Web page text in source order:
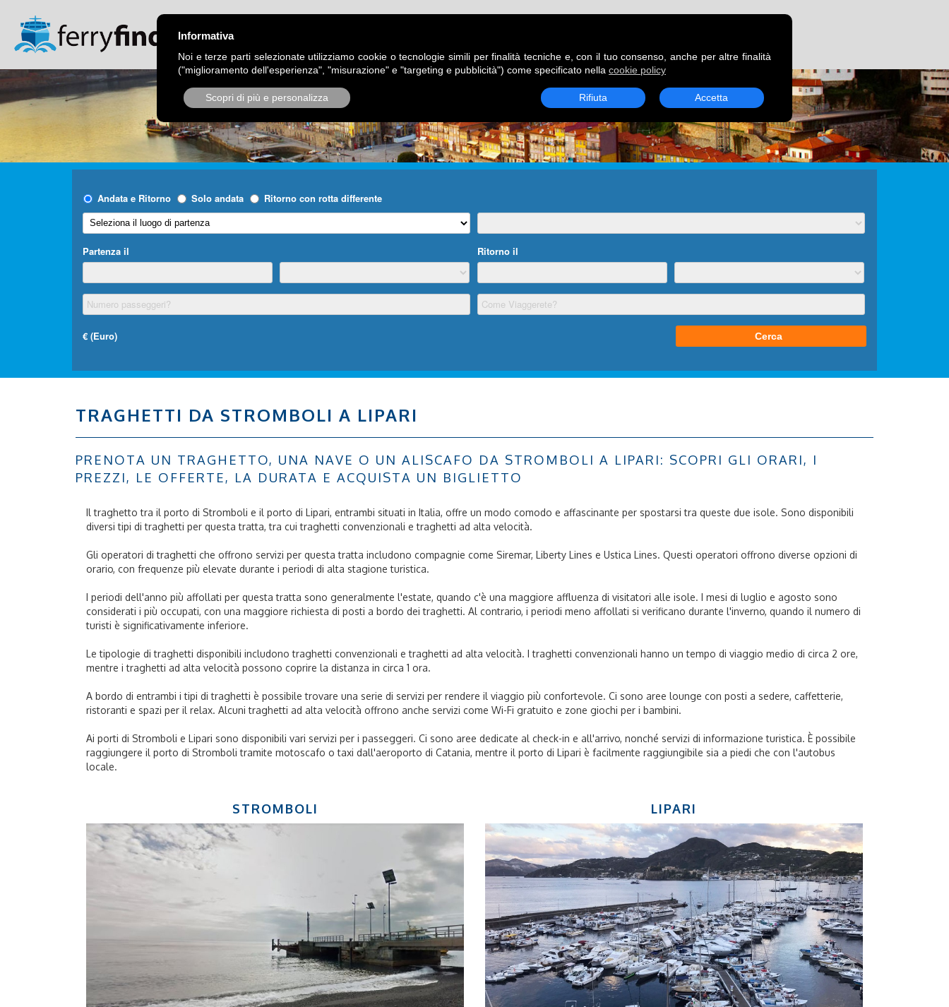
CHI SIAMO
TRAGHETTI DA STROMBOLI A LIPARI
PRENOTA UN TRAGHETTO, UNA NAVE O UN ALISCAFO DA STROMBOLI A LIPARI: SCOPRI GLI ORARI, I
PREZZI, LE OFFERTE, LA DURATA E ACQUISTA UN BIGLIETTO
Il traghetto tra il porto di Stromboli e il porto di Lipari, entrambi situati in Italia, offre un modo comodo e affascinante per spostarsi tra queste due isole. Sono disponibili
diversi tipi di traghetti per questa tratta, tra cui traghetti convenzionali e traghetti ad alta velocità.
Gli operatori di traghetti che offrono servizi per questa tratta includono compagnie come Siremar, Liberty Lines e Ustica Lines. Questi operatori offrono diverse opzioni di
orario, con frequenze più elevate durante i periodi di alta stagione turistica.
I periodi dell'anno più affollati per questa tratta sono generalmente l'estate, quando c'è una maggiore affluenza di visitatori alle isole. I mesi di luglio e agosto sono
considerati i più occupati, con una maggiore richiesta di posti a bordo dei traghetti. Al contrario, i periodi meno affollati si verificano durante l'inverno, quando il numero di
turisti è significativamente inferiore.
Le tipologie di traghetti disponibili includono traghetti convenzionali e traghetti ad alta velocità. I traghetti convenzionali hanno un tempo di viaggio medio di circa 2 ore,
mentre i traghetti ad alta velocità possono coprire la distanza in circa 1 ora.
A bordo di entrambi i tipi di traghetti è possibile trovare una serie di servizi per rendere il viaggio più confortevole. Ci sono aree lounge con posti a sedere, caffetterie,
ristoranti e spazi per il relax. Alcuni traghetti ad alta velocità offrono anche servizi come Wi-Fi gratuito e zone giochi per i bambini.
Ai porti di Stromboli e Lipari sono disponibili vari servizi per i passeggeri. Ci sono aree dedicate al check-in e all'arrivo, nonché servizi di informazione turistica. È possibile
raggiungere il porto di Stromboli tramite motoscafo o taxi dall'aeroporto di Catania, mentre il porto di Lipari è facilmente raggiungibile sia a piedi che con l'autobus
locale.
STROMBOLI LIPARI
Informativa
Noi e terze parti selezionate utilizziamo cookie o tecnologie simili per finalità tecniche e, con il tuo consenso, anche per altre finalità
("miglioramento dell'esperienza", "misurazione" e "targeting e pubblicità") come specificato nella cookie policy
Rifiuta Accetta
Scopri di più e personalizza